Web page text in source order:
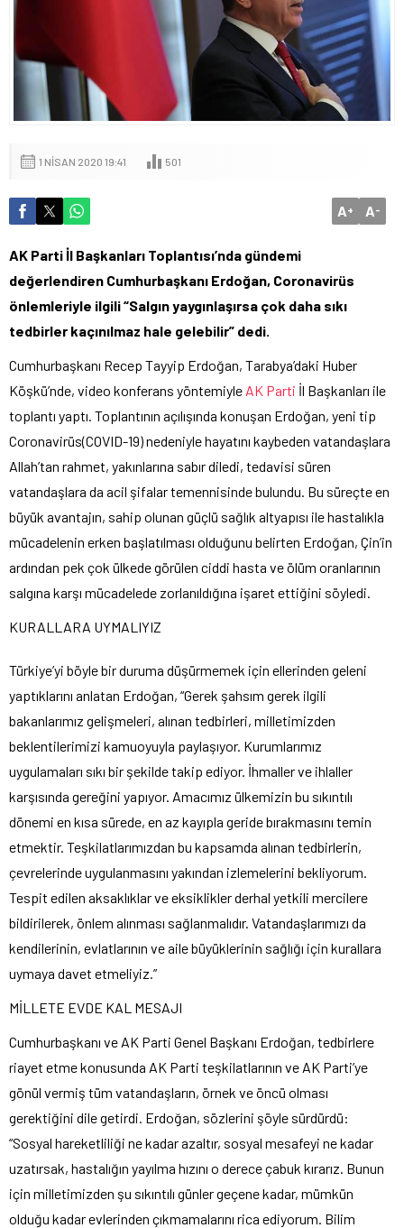
1 NISAN 2020 19:41 501
A+ A-
AK Parti İl Başkanları Toplantısı’nda gündemi
değerlendiren Cumhurbaşkanı Erdoğan, Coronavirüs
önlemleriyle ilgili “Salgın yaygınlaşırsa çok daha sıkı
tedbirler kaçınılmaz hale gelebilir” dedi.
Cumhurbaşkanı Recep Tayyip Erdoğan, Tarabya’daki Huber
Köşkü’nde, video konferans yöntemiyle AK Parti İl Başkanları ile
toplantı yaptı. Toplantının açılışında konuşan Erdoğan, yeni tip
Coronavirüs(COVID-19) nedeniyle hayatını kaybeden vatandaşlara
Allah’tan rahmet, yakınlarına sabır diledi, tedavisi süren
vatandaşlara da acil şifalar temennisinde bulundu. Bu süreçte en
büyük avantajın, sahip olunan güçlü sağlık altyapısı ile hastalıkla
mücadelenin erken başlatılması olduğunu belirten Erdoğan, Çin’in
ardından pek çok ülkede görülen ciddi hasta ve ölüm oranlarının
salgına karşı mücadelede zorlanıldığına işaret ettiğini söyledi.
KURALLARA UYMALIYIZ
Türkiye’yi böyle bir duruma düşürmemek için ellerinden geleni
yaptıklarını anlatan Erdoğan, “Gerek şahsım gerek ilgili
bakanlarımız gelişmeleri, alınan tedbirleri, milletimizden
beklentilerimizi kamuoyuyla paylaşıyor. Kurumlarımız
uygulamaları sıkı bir şekilde takip ediyor. İhmaller ve ihlaller
karşısında gereğini yapıyor. Amacımız ülkemizin bu sıkıntılı
dönemi en kısa sürede, en az kayıpla geride bırakmasını temin
etmektir. Teşkilatlarımızdan bu kapsamda alınan tedbirlerin,
çevrelerinde uygulanmasını yakından izlemelerini bekliyorum.
Tespit edilen aksaklıklar ve eksiklikler derhal yetkili mercilere
bildirilerek, önlem alınması sağlanmalıdır. Vatandaşlarımızı da
kendilerinin, evlatlarının ve aile büyüklerinin sağlığı için kurallara
uymaya davet etmeliyiz.”
MİLLETE EVDE KAL MESAJI
Cumhurbaşkanı ve AK Parti Genel Başkanı Erdoğan, tedbirlere
riayet etme konusunda AK Parti teşkilatlarının ve AK Parti’ye
gönül vermiş tüm vatandaşların, örnek ve öncü olması
gerektiğini dile getirdi. Erdoğan, sözlerini şöyle sürdürdü:
“Sosyal hareketliliği ne kadar azaltır, sosyal mesafeyi ne kadar
uzatırsak, hastalığın yayılma hızını o derece çabuk kırarız. Bunun
için milletimizden şu sıkıntılı günler geçene kadar, mümkün
olduğu kadar evlerinden çıkmamalarını rica ediyorum. Bilim